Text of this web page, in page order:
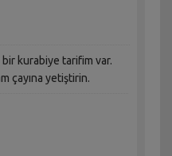
bir kurabiye tarifim var.
çayına yetiştirin.